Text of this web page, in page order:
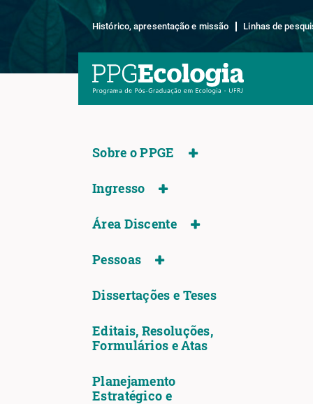
Histórico, apresentação e missão Linhas de
Sobre o PPGE
Ingresso
Área Discente
Pessoas
Dissertações e Teses
Editais, Resoluções,
Formulários e Atas
Planejamento
Estratégico e